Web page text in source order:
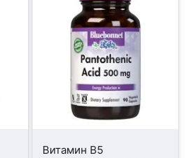
Витамин B5